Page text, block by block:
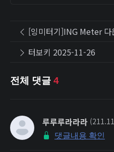
[잉미터기]ING Meter 다
터보키 2025-11-26
전체 댓글 4
루루루라라라
댓글내용 확인